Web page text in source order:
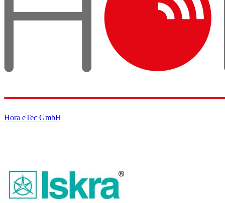
Hora eTec GmbH